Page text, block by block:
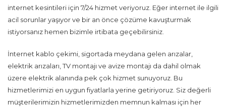
internet kesintileri için 7/24 hizmet veriyoruz. Eğer internet ile ilgili
acil sorunlar yaşıyor ve bir an önce çözüme kavuşturmak
istiyorsanız hemen bizimle irtibata geçebilirsiniz.
İnternet kablo çekimi, sigortada meydana gelen arızalar,
elektrik arızaları, TV montajı ve avize montajı da dahil olmak
üzere elektrik alanında pek çok hizmet sunuyoruz. Bu
hizmetlerimizi en uygun fiyatlarla yerine getiriyoruz. Siz değerli
müşterilerimizin hizmetlerimizden memnun kalması için her